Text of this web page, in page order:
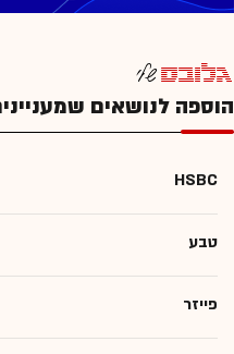
הוספה לנושאים
HSBC
טבע
פייזר